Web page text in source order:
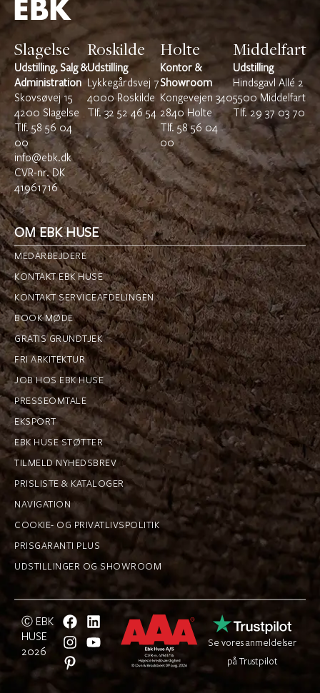
Slagelse
Udstilling, Salg &
Administration
Skovsøvej 15
4200 Slagelse
TIf.58 56 04
00
info@ebk.dk
CVR-nr. DK
41961716
Roskilde
Udstilling
Lykkegårdsvej 7
4000 Roskilde
TIf.32 52 46 54
Holte
Kontor &
Showroom
Kongevejen 340
2840 Holte
Tlf. 58 56 04
00
Middelfart
Udstilling
Hindsgavl Allé 2
5500 Middelfart
TIf.29 37 03 70
OM EBK HUSE
MEDARBEJDERE
KONTAKT EBK HUSE
KONTAKT SERVICEAFDELINGEN
BOOK MØDE
GRATIS GRUNDTJEK
FRI ARKITEKTUR
JOB HOS EBK HUSE
PRESSEOMTALE
EKSPORT
EBK HUSE STØTTER
TILMELD NYHEDSBREV
PRISLISTE & KATALOGER
NAVIGATION
COOKIE- OG PRIVATLIVSPOLITIK
PRISGARANTI PLUS
UDSTILLINGER OG SHOWROOM
Ⓒ EBK
HUSE
2026
Se vores anmeldelser
på Trustpilot